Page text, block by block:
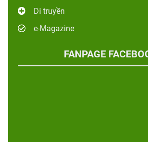
Di truyền
e-Magazine
FANPAGE